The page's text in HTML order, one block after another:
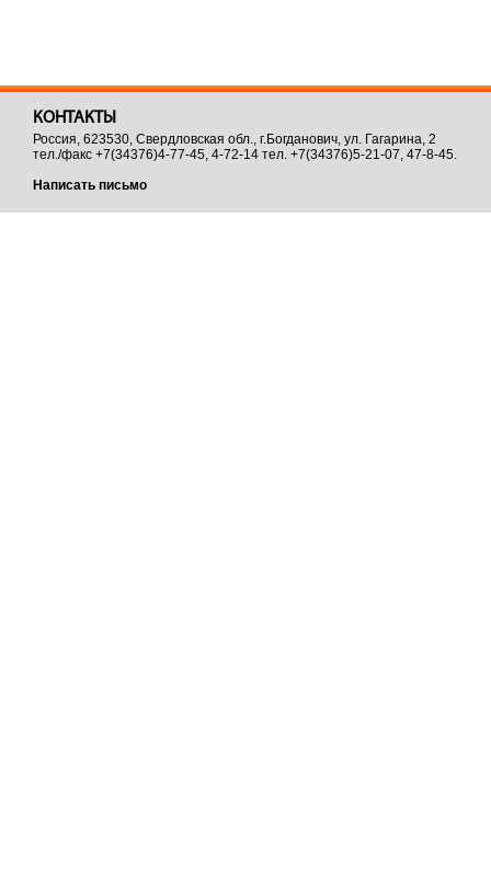
КОНТАКТЫ
Россия, 623530, Свердловская обл., г.Богданович, ул. Гагарина, 2
тел./факс +7(34376)4-77-45, 4-72-14 тел. +7(34376)5-21-07, 47-8-45.
Написать письмо